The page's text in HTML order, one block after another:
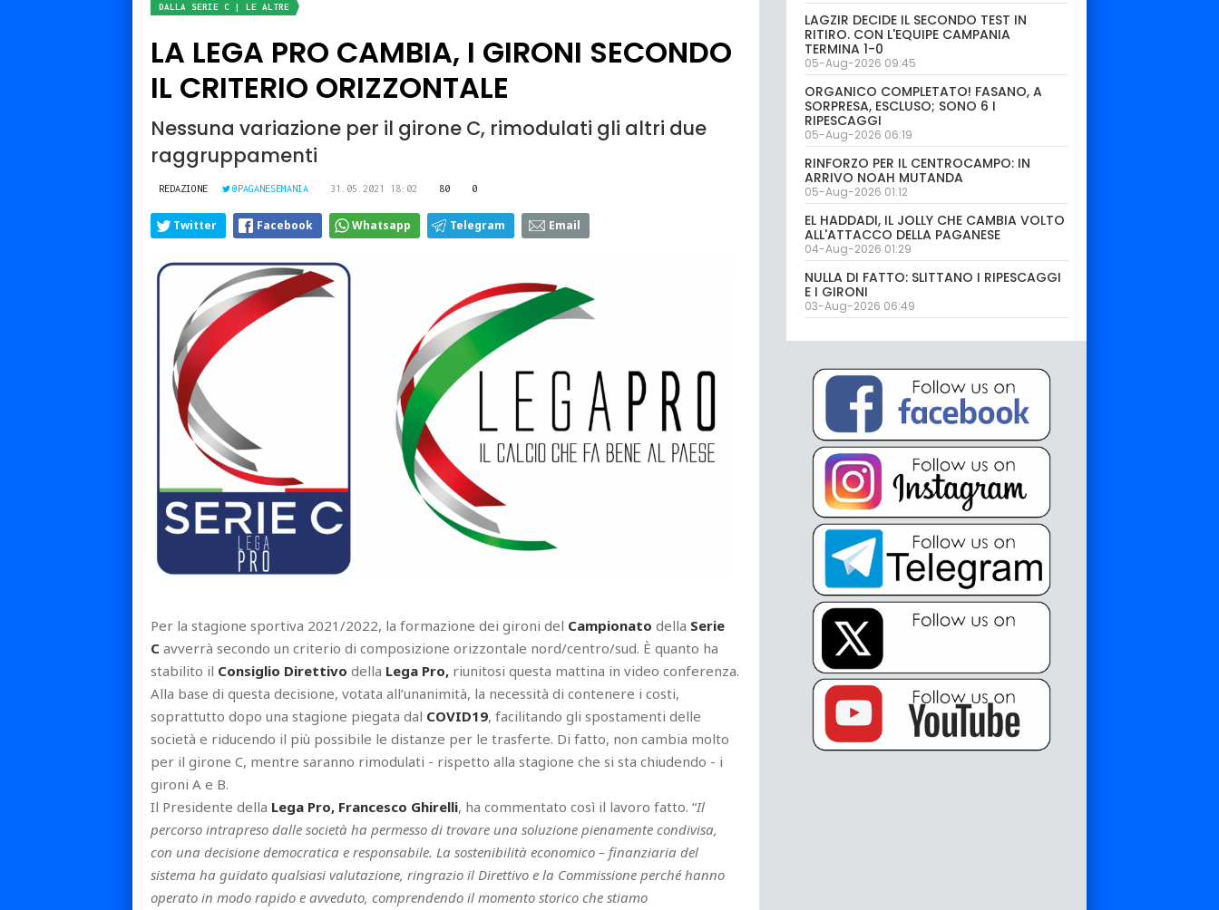
DALLA SERIE C | LE ALTRE
LA LEGA PRO CAMBIA, I GIRONI SECONDO
IL CRITERIO ORIZZONTALE
Nessuna variazione per il girone C, rimodulati gli altri due
raggruppamenti
REDAZIONE @PAGANESEMANIA 31.05.2021 18:02 80 0
Twitter Facebook Whatsapp Telegram Email
Per la stagione sportiva 2021/2022, la formazione dei gironi del Campionato della Serie
C avverrà secondo un criterio di composizione orizzontale nord/centro/sud. È quanto ha
stabilito il Consiglio Direttivo della Lega Pro, riunitosi questa mattina in video conferenza.
Alla base di questa decisione, votata all’unanimità, la necessità di contenere i costi,
soprattutto dopo una stagione piegata dal COVID19, facilitando gli spostamenti delle
società e riducendo il più possibile le distanze per le trasferte. Di fatto, non cambia molto
per il girone C, mentre saranno rimodulati - rispetto alla stagione che si sta chiudendo - i
gironi A e B.
Il Presidente della Lega Pro, Francesco Ghirelli, ha commentato così il lavoro fatto. “Il
percorso intrapreso dalle società ha permesso di trovare una soluzione pienamente condivisa,
con una decisione democratica e responsabile. La sostenibilità economico – finanziaria del
sistema ha guidato qualsiasi valutazione, ringrazio il Direttivo e la Commissione perché hanno
operato in modo rapido e avveduto, comprendendo il momento storico che stiamo
LAGZIR DECIDE IL SECONDO TEST IN
RITIRO. CON L'EQUIPE CAMPANIA
TERMINA 1-0
05-Aug-2026 09:45
ORGANICO COMPLETATO! FASANO, A
SORPRESA, ESCLUSO; SONO 6 I
RIPESCAGGI
05-Aug-2026 06:19
RINFORZO PER IL CENTROCAMPO: IN
ARRIVO NOAH MUTANDA
05-Aug-2026 01:12
EL HADDADI, IL JOLLY CHE CAMBIA VOLTO
ALL'ATTACCO DELLA PAGANESE
04-Aug-2026 01:29
NULLA DI FATTO: SLITTANO I RIPESCAGGI
E I GIRONI
03-Aug-2026 06:49